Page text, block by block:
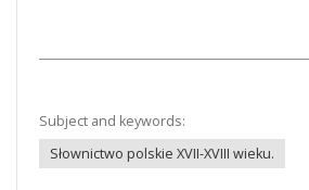
Subject and keywords:
Słownictwo polskie XVII-XVIII wieku.